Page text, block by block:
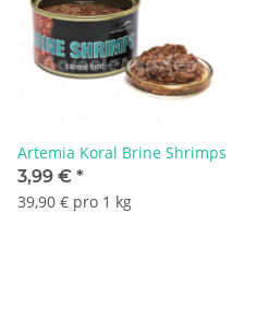
Artemia Koral Brine Shrimps
3,99 € *
39,90 € pro 1 kg